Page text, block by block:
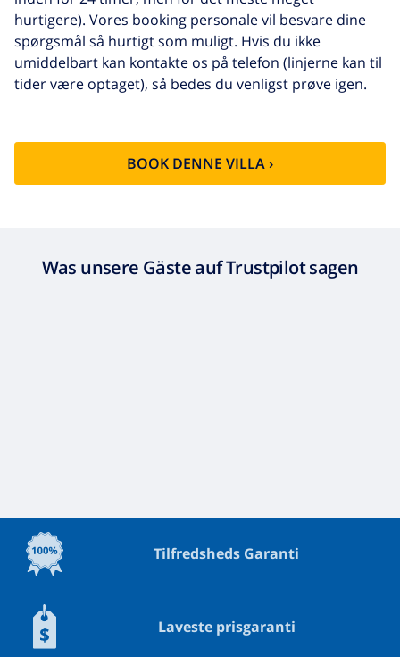
sengetøj
ved ankomsten
Ekstra
håndklæder
8,80 US$ per person , skal betales
ved ankomsten
Sen checkout
113,75 US$
rengøring
(52,77 US$/HOUR)
fond:
4.80% af det samlede beløb
hurtigere). Vores booking personale vil besvare dine
spørgsmål så hurtigt som muligt. Hvis du ikke
umiddelbart kan kontakte os på telefon (linjerne kan til
tider være optaget), så bedes du venligst prøve igen.
BOOK DENNE VILLA ›
Was unsere Gäste auf Trustpilot sagen
Tilfredsheds Garanti
Laveste prisgaranti